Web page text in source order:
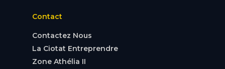
Contact
Contactez Nous
La Ciotat Entreprendre
Zone Athélia II